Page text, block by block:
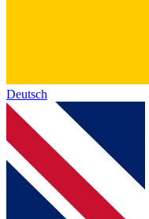
Deutsch